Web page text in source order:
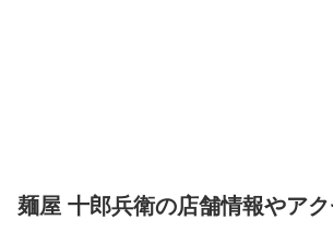
麺屋 十郎兵衛の店舗情報やアク